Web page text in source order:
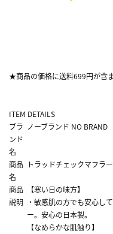
★商品の価格に送料699円が含
ITEM DETAILS
ブラ
ンド
名
ノーブランド NO BRAND
商品
名
トラッドチェックマフラー
商品
説明
【寒い日の味方】
・敏感肌の方でも安心し
ー。安心の日本製。
【なめらかな肌触り】